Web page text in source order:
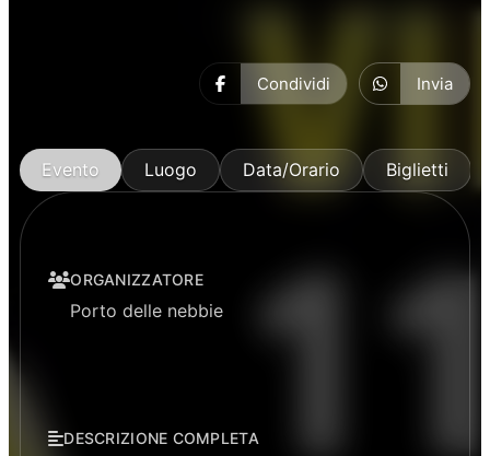
Condividi Invia
Evento Luogo Data/Orario Biglietti
ORGANIZZATORE
Porto delle nebbie
DESCRIZIONE COMPLETA